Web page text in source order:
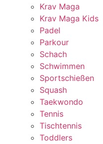
Krav Maga
Krav Maga Kids
Padel
Parkour
Schach
Schwimmen
Sportschießen
Squash
Taekwondo
Tennis
Tischtennis
Toddlers